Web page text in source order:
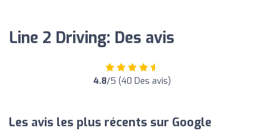
Line 2 Driving: Des avis
4.8/5 (40 Des avis)
Les avis les plus récents sur Google